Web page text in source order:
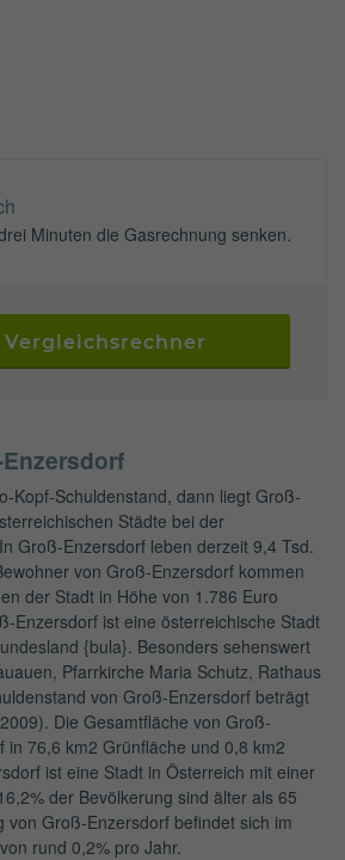
Minuten die Gasrechnung senken.
Vergleichsrechner
Kopf-Schuldenstand, dann liegt Groß-
Städte bei der
Groß-Enzersdorf leben derzeit 9,4 Tsd.
von Groß-Enzersdorf kommen
der Stadt in Höhe von 1.786 Euro
Enzersdorf ist eine österreichische Stadt
{bula}. Besonders sehenswert
Pfarrkirche Maria Schutz, Rathaus
von Groß-Enzersdorf beträgt
Die Gesamtfläche von Groß-
in 76,6 km2 Grünfläche und 0,8 km2
ist eine Stadt in Österreich mit einer
der Bevölkerung sind älter als 65
von Groß-Enzersdorf befindet sich im
rund 0,2% pro Jahr.